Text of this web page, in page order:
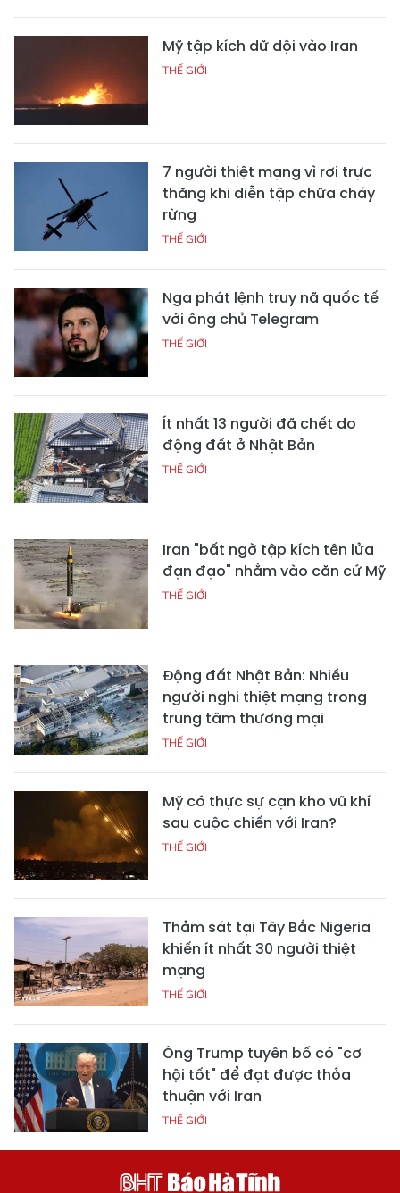
Mỹ tập kích dữ dội vào Iran
THẾ GIỚI
7 người thiệt mạng vì rơi trực
thăng khi diễn tập chữa cháy
rừng
THẾ GIỚI
Nga phát lệnh truy nã quốc tế
với ông chủ Telegram
THẾ GIỚI
Ít nhất 13 người đã chết do
động đất ở Nhật Bản
THẾ GIỚI
Iran "bất ngờ tập kích tên lửa
đạn đạo" nhằm vào căn cứ Mỹ
THẾ GIỚI
Động đất Nhật Bản: Nhiều
người nghi thiệt mạng trong
trung tâm thương mại
THẾ GIỚI
Mỹ có thực sự cạn kho vũ khí
sau cuộc chiến với Iran?
THẾ GIỚI
Thảm sát tại Tây Bắc Nigeria
khiến ít nhất 30 người thiệt
mạng
THẾ GIỚI
Ông Trump tuyên bố có "cơ
hội tốt" để đạt được thỏa
thuận với Iran
THẾ GIỚI